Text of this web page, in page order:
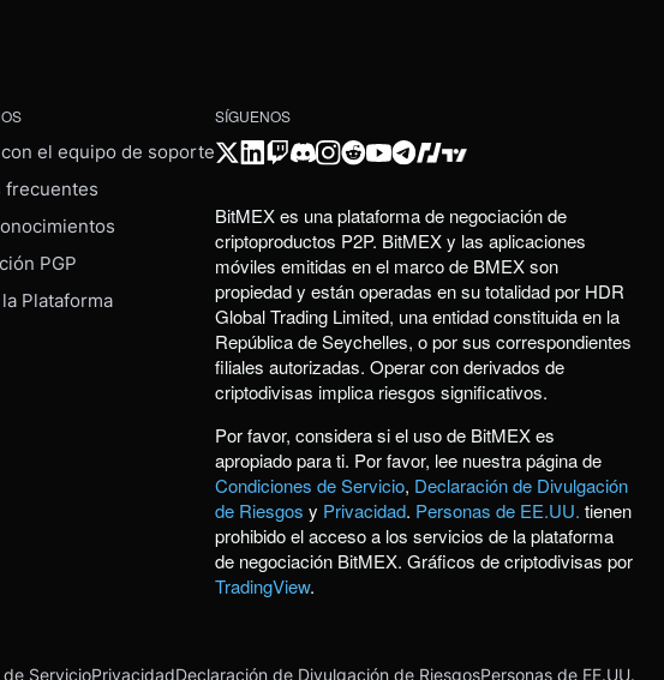
el equipo de soporte
frecuentes
PGP
Plataforma
SÍGUENOS
BitMEX es una plataforma de negociación de
criptoproductos P2P. BitMEX y las aplicaciones
móviles emitidas en el marco de BMEX son
propiedad y están operadas en su totalidad por HDR
Global Trading Limited, una entidad constituida en la
República de Seychelles, o por sus correspondientes
filiales autorizadas. Operar con derivados de
criptodivisas implica riesgos significativos.
Por favor, considera si el uso de BitMEX es
apropiado para ti. Por favor, lee nuestra página de
Condiciones de Servicio, Declaración de Divulgación
de Riesgos y Privacidad. Personas de EE.UU. tienen
prohibido el acceso a los servicios de la plataforma
de negociación BitMEX. Gráficos de criptodivisas por
TradingView.
ServicioPrivacidadDeclaración de Divulgación de RiesgosPersonas de EE.UU.